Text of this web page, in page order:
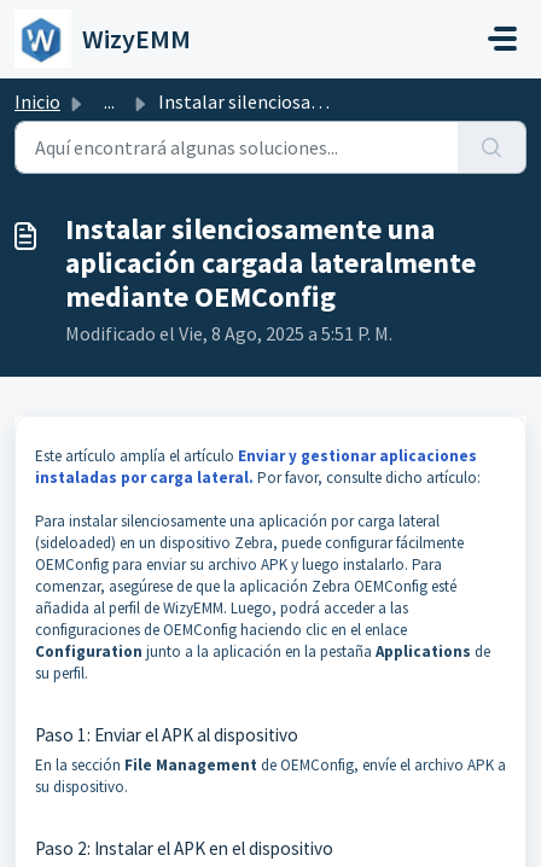
Saltar al contenido principal
WizyEMM
Inicio ... Instalar silenciosamente una aplicación cargada lateralme...
Instalar silenciosamente una
aplicación cargada lateralmente
mediante OEMConfig
Modificado el Vie, 8 Ago, 2025 a 5:51 P. M.
Este artículo amplía el artículo Enviar y gestionar aplicaciones
instaladas por carga lateral. Por favor, consulte dicho artículo:
Para instalar silenciosamente una aplicación por carga lateral
(sideloaded) en un dispositivo Zebra, puede configurar fácilmente
OEMConfig para enviar su archivo APK y luego instalarlo. Para
comenzar, asegúrese de que la aplicación Zebra OEMConfig esté
añadida al perfil de WizyEMM. Luego, podrá acceder a las
configuraciones de OEMConfig haciendo clic en el enlace
Configuration junto a la aplicación en la pestaña Applications de
su perfil.
Paso 1: Enviar el APK al dispositivo
En la sección File Management de OEMConfig, envíe el archivo APK a
su dispositivo.
Paso 2: Instalar el APK en el dispositivo